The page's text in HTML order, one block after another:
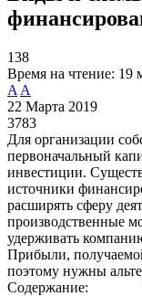
138
Время на чтение: 19
A A
22 Марта 2019
3783
Для организации
первоначальный
инвестиции.
источники
расширять сферу
производственные
удерживать
Прибыли,
поэтому нужны
Содержание: